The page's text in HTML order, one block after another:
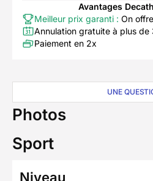
Avantages
Meilleur prix garanti : On
Annulation gratuite à plus de
Paiement en 2x
UNE
Photos
Sport
Niveau